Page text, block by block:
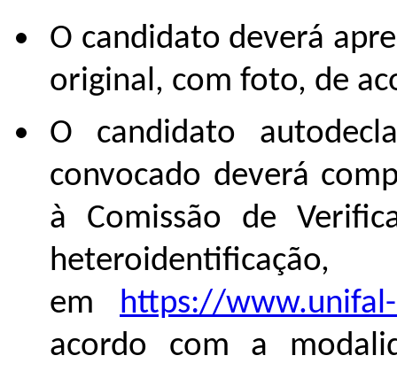
O candidato deverá
original, com foto, de
O candidato
convocado deverá
à Comissão de
em https://
acordo com a